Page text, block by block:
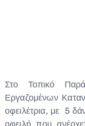
Στο Τοπικό
Εργαζομένων
οφειλέτρια, με 5